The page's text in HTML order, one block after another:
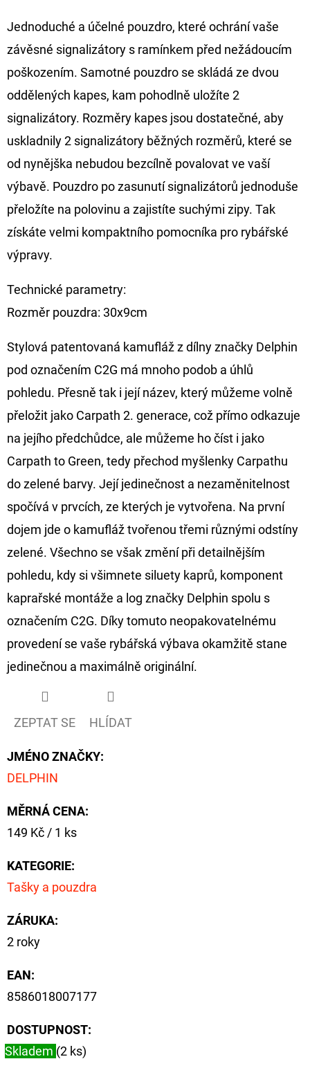
Jednoduché a účelné pouzdro, které ochrání vaše
závěsné signalizátory s ramínkem před nežádoucím
poškozením. Samotné pouzdro se skládá ze dvou
oddělených kapes, kam pohodlně uložíte 2
signalizátory. Rozměry kapes jsou dostatečné, aby
uskladnily 2 signalizátory běžných rozměrů, které se
od nynějška nebudou bezcílně povalovat ve vaší
výbavě. Pouzdro po zasunutí signalizátorů jednoduše
přeložíte na polovinu a zajistíte suchými zipy. Tak
získáte velmi kompaktního pomocníka pro rybářské
výpravy.
Technické parametry:
Rozměr pouzdra: 30x9cm
Stylová patentovaná kamufláž z dílny značky Delphin
pod označením C2G má mnoho podob a úhlů
pohledu. Přesně tak i její název, který můžeme volně
přeložit jako Carpath 2. generace, což přímo odkazuje
na jejího předchůdce, ale můžeme ho číst i jako
Carpath to Green, tedy přechod myšlenky Carpathu
do zelené barvy. Její jedinečnost a nezaměnitelnost
spočívá v prvcích, ze kterých je vytvořena. Na první
dojem jde o kamufláž tvořenou třemi různými odstíny
zelené. Všechno se však změní při detailnějším
pohledu, kdy si všimnete siluety kaprů, komponent
kaprařské montáže a log značky Delphin spolu s
označením C2G. Díky tomuto neopakovatelnému
provedení se vaše rybářská výbava okamžitě stane
jedinečnou a maximálně originální.
ZEPTAT SE HLÍDAT
JMÉNO ZNAČKY:
DELPHIN
MĚRNÁ CENA:
Měrná
149 Kč / 1 ks
KATEGORIE:
Tašky a pouzdra
ZÁRUKA:
2 roky
EAN:
8586018007177
DOSTUPNOST:
Skladem (2 ks)
E
M
E
CARP
FLOAT
202
Kč
Původně:
225
Kč